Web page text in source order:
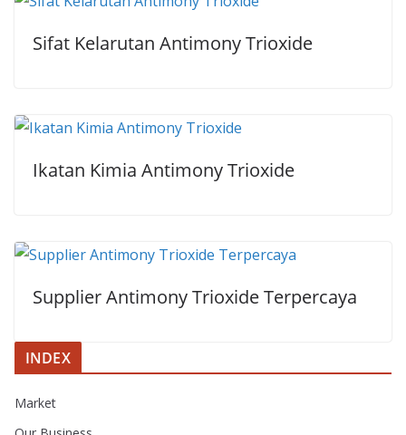
Sifat Kelarutan Antimony Trioxide
Ikatan Kimia Antimony Trioxide
Supplier Antimony Trioxide Terpercaya
INDEX
Market